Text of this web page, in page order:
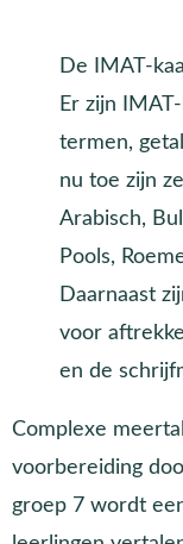
De IMAT-
Er zijn
termen,
nu toe zijn
Arabisch,
Pools,
Daarnaast
voor
en de
Complexe
voorbereiding
groep 7 wordt